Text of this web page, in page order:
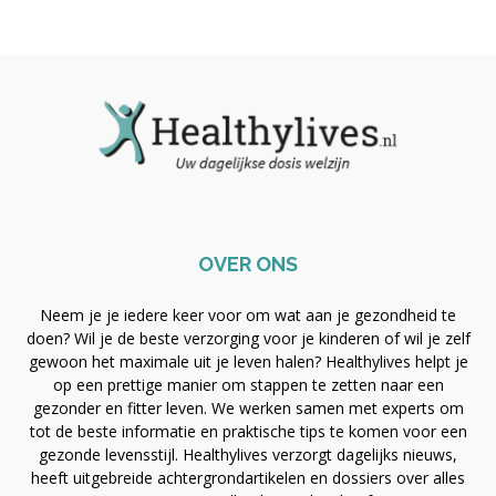
OVER ONS
Neem je je iedere keer voor om wat aan je gezondheid te
doen? Wil je de beste verzorging voor je kinderen of wil je zelf
gewoon het maximale uit je leven halen? Healthylives helpt je
op een prettige manier om stappen te zetten naar een
gezonder en fitter leven. We werken samen met experts om
tot de beste informatie en praktische tips te komen voor een
gezonde levensstijl. Healthylives verzorgt dagelijks nieuws,
heeft uitgebreide achtergrondartikelen en dossiers over alles